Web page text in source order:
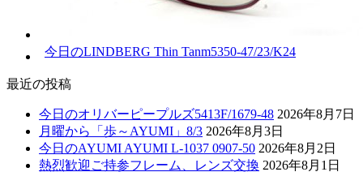
今日のLINDBERG Thin Tanm5350-47/23/K24
最近の投稿
今日のオリバーピープルズ5413F/1679-48 2026年8月7日
月曜から「歩～AYUMI」8/3 2026年8月3日
今日のAYUMI AYUMI L-1037 0907-50 2026年8月2日
熱烈歓迎ご持参フレーム、レンズ交換 2026年8月1日